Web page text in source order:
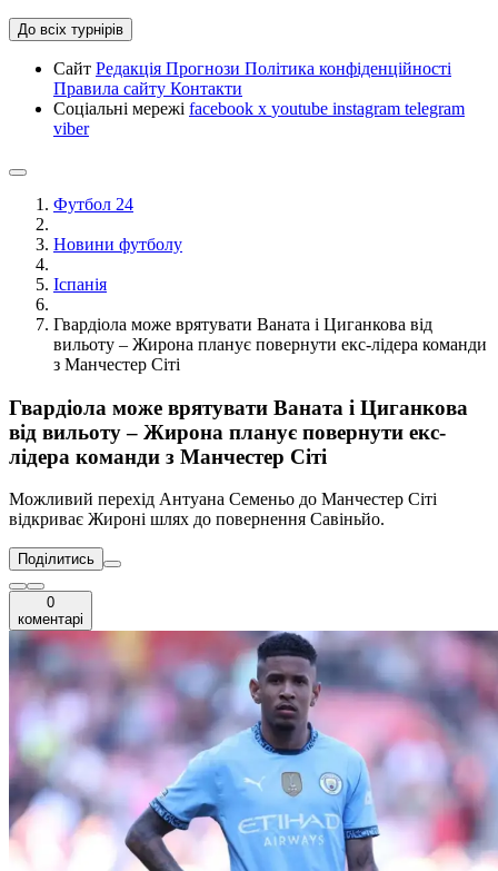
До всіх турнірів
Сайт Редакція Прогнози Політика конфіденційності
Правила сайту Контакти
Соціальні мережі facebook x youtube instagram telegram
viber
Футбол 24
Новини футболу
Іспанія
Гвардіола може врятувати Ваната і Циганкова від
вильоту – Жирона планує повернути екс-лідера команди
з Манчестер Сіті
Гвардіола може врятувати Ваната і Циганкова
від вильоту – Жирона планує повернути екс-
лідера команди з Манчестер Сіті
Можливий перехід Антуана Семеньо до Манчестер Сіті
відкриває Жироні шлях до повернення Савіньйо.
Поділитись
0
коментарі